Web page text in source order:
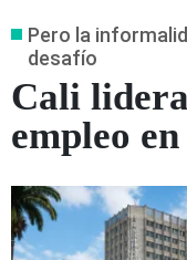
Pero la
desafío
Cali
empleo